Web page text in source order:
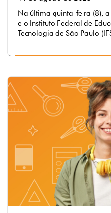
Na última quinta-feira (8),
e o Instituto Federal de
Tecnologia de São Paulo